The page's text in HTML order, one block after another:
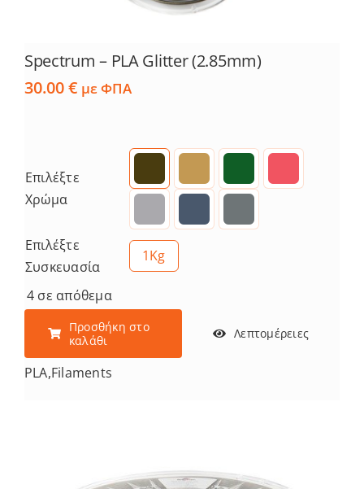
Spectrum – PLA Glitter (2.85mm)
30.00€ με ΦΠΑ
Επιλέξτε
Χρώμα
Επιλέξτε
Συσκευασία
1Kg
4 σε απόθεμα
Προσθήκη στο
καλάθι
Λεπτομέρειες
PLA,Filaments